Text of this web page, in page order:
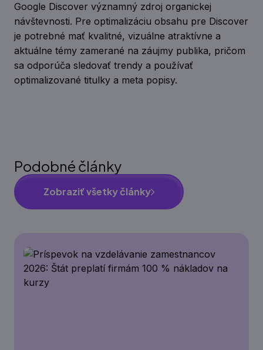
Google Discover významný zdroj organickej
návštevnosti. Pre optimalizáciu obsahu pre Discover
je potrebné mať kvalitné, vizuálne atraktívne a
aktuálne témy zamerané na záujmy publika, pričom
sa odporúča sledovať trendy a používať
optimalizované titulky a meta popisy.
Podobné články
Zobraziť všetky články